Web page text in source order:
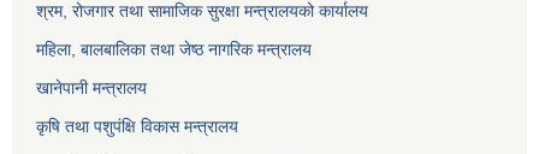
श्रम, रोजगार तथा सामाजिक सुरक्षा मन्त्रालयको कार्यालय
महिला, बालबालिका तथा जेष्ठ नागरिक मन्त्रालय
खानेपानी मन्त्रालय
कृषि तथा पशुपंक्षि विकास मन्त्रालय